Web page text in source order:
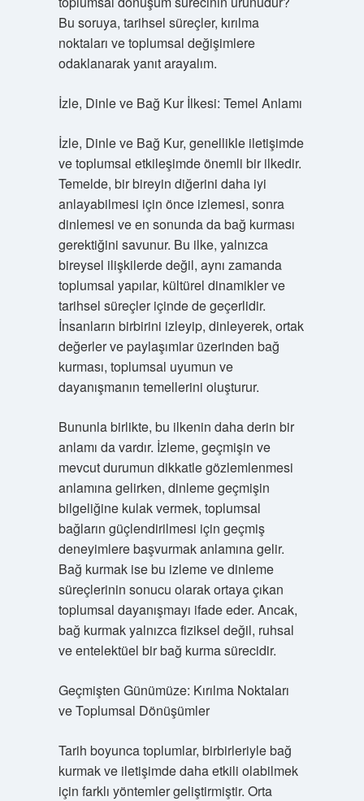
Bu soruya, tarihsel süreçler, kırılma
noktaları ve toplumsal değişimlere
odaklanarak yanıt arayalım.
İzle, Dinle ve Bağ Kur İlkesi: Temel Anlamı
İzle, Dinle ve Bağ Kur, genellikle iletişimde
ve toplumsal etkileşimde önemli bir ilkedir.
Temelde, bir bireyin diğerini daha iyi
anlayabilmesi için önce izlemesi, sonra
dinlemesi ve en sonunda da bağ kurması
gerektiğini savunur. Bu ilke, yalnızca
bireysel ilişkilerde değil, aynı zamanda
toplumsal yapılar, kültürel dinamikler ve
tarihsel süreçler içinde de geçerlidir.
İnsanların birbirini izleyip, dinleyerek, ortak
değerler ve paylaşımlar üzerinden bağ
kurması, toplumsal uyumun ve
dayanışmanın temellerini oluşturur.
Bununla birlikte, bu ilkenin daha derin bir
anlamı da vardır. İzleme, geçmişin ve
mevcut durumun dikkatle gözlemlenmesi
anlamına gelirken, dinleme geçmişin
bilgeliğine kulak vermek, toplumsal
bağların güçlendirilmesi için geçmiş
deneyimlere başvurmak anlamına gelir.
Bağ kurmak ise bu izleme ve dinleme
süreçlerinin sonucu olarak ortaya çıkan
toplumsal dayanışmayı ifade eder. Ancak,
bağ kurmak yalnızca fiziksel değil, ruhsal
ve entelektüel bir bağ kurma sürecidir.
Geçmişten Günümüze: Kırılma Noktaları
ve Toplumsal Dönüşümler
Tarih boyunca toplumlar, birbirleriyle bağ
kurmak ve iletişimde daha etkili olabilmek
için farklı yöntemler geliştirmiştir. Orta